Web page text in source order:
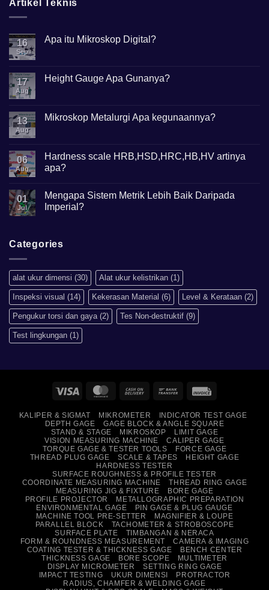
Artikel Teknis
16
Sep
Apa itu Mikroskop Digital?
Apa
itu
17
Aug
Height Gauge Apa Gunanya?
Height
Gauge
13
Aug
Mikroskop Metalurgi Apa kegunaannya?
Mikroskop
Metalurgi
Apa
06
Aug
Hardness scale HRB,HSD,HRC,HB,HV artinya
apa?
on
Hardness
scale
01
Jul
Mengapa Sistem Metrik Lebih Baik Daripada
Imperial?
Mengapa
Baik
Daripada
Imperial?
Categories
alat ukur dimensi (30) Alat ukur kelistrikan (1)
Inspeksi visual (14) Kekerasan Material (6) Level & Kerataan (2)
Pengukur torsi dan gaya (2) Tes Non-destruktif (9)
Test lingkungan (1)
Visa MasterCardCash
Delivery
Bank
KALIPER & SIGMAT MIKROMETER
INDICATOR TEST GAGE
DEPTH GAGE
GAGE BLOCK & ANGLE SQUARE
STAND & STAGE
MIKROSKOP
LIMIT GAGE
VISION MEASURING MACHINE
CALIPER GAGE
TORQUE GAGE & TESTER TOOLS
FORCE GAGE
THREAD PLUG GAGE
SCALE & TAPES
HEIGHT GAGE
HARDNESS TESTER
SURFACE ROUGHNESS & PROFILE TESTER
COORDINATE MEASURING MACHINE
THREAD RING GAGE
MEASURING JIG & FIXTURE
BORE GAGE
PROFILE PROJECTOR
METALLOGRAPHIC PREPARATION
ENVIRONMENTAL GAGE
PIN GAGE & PLUG GAUGE
MACHINE TOOL PRE-SETTER
MAGNIFIER & LOUPE
PARALLEL BLOCK
TACHOMETER & STROBOSCOPE
SURFACE PLATE
TIMBANGAN & NERACA
FORM & ROUNDNESS MEASUREMENT
CAMERA & IMAGING
COATING TESTER & THICKNESS GAGE
BENCH CENTER
THICKNESS GAGE
BORE SCOPE
MULTIMETER
DISPLAY MICROMETER
SETTING RING GAGE
IMPACT TESTING
UKUR DIMENSI
PROTRACTOR
RADIUS, CHAMFER & WELDING GAGE